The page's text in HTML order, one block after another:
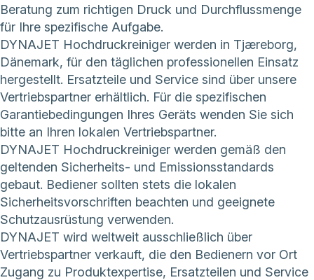
Beratung zum richtigen Druck und Durchflussmenge
für Ihre spezifische Aufgabe.
DYNAJET Hochdruckreiniger werden in Tjæreborg,
Dänemark, für den täglichen professionellen Einsatz
hergestellt. Ersatzteile und Service sind über unsere
Vertriebspartner erhältlich. Für die spezifischen
Garantiebedingungen Ihres Geräts wenden Sie sich
bitte an Ihren lokalen Vertriebspartner.
DYNAJET Hochdruckreiniger werden gemäß den
geltenden Sicherheits- und Emissionsstandards
gebaut. Bediener sollten stets die lokalen
Sicherheitsvorschriften beachten und geeignete
Schutzausrüstung verwenden.
DYNAJET wird weltweit ausschließlich über
Vertriebspartner verkauft, die den Bedienern vor Ort
Zugang zu Produktexpertise, Ersatzteilen und Service